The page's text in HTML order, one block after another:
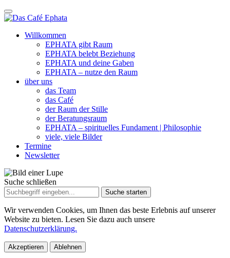
Willkommen
EPHATA gibt Raum
EPHATA belebt Beziehung
EPHATA und deine Gaben
EPHATA – nutze den Raum
über uns
das Team
das Café
der Raum der Stille
der Beratungsraum
EPHATA – spirituelles Fundament | Philosophie
viele, viele Bilder
Termine
Newsletter
Suche schließen
Suche
nach:
Wir verwenden Cookies, um Ihnen das beste Erlebnis auf unserer
Website zu bieten. Lesen Sie dazu auch unsere
Datenschutzerklärung.
Akzeptieren Ablehnen